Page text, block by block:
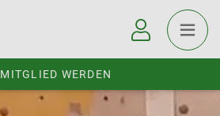
MITGLIED WERDEN